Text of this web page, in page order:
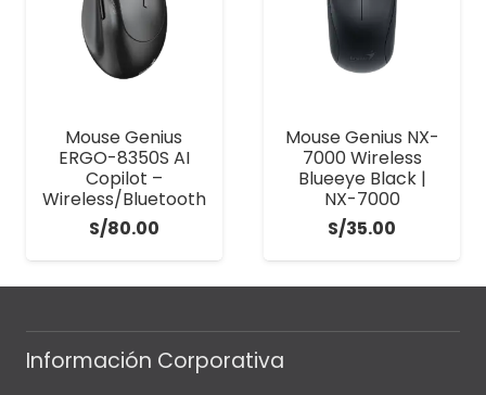
Mouse Genius
ERGO-8350S AI
Copilot –
Wireless/Bluetooth
S/80.00
Mouse Genius NX-
7000 Wireless
Blueeye Black |
NX-7000
S/35.00
Información Corporativa